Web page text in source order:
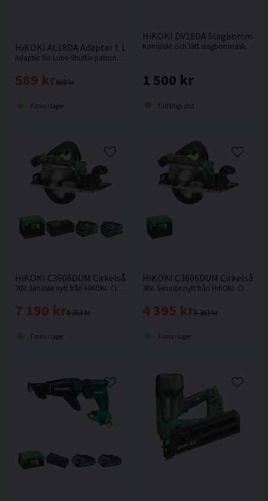
HiKOKI AL18DA Adapter f. Lube-Shuttle® Patron
Adapter för Lube-Shuttle patroner passande fettspruta AL18DA.
669 kr
589 kr
Finns i lager
HiKOKI DV18DA
Kompakt och lätt slagborrmaskin som lämpar sig bäst som borrskruvdragare eller för borrning i tegel tack vare slagfunktionen. Levereras utan batteri, laddare och kartong men med manual.
1 500 kr
Tillfälligt slut
HiKOKI C3606DUM Cirkelsåg 165mm 36V (2x2,5Ah)
36V. Senaste nytt från HiKOKI. Cirkelsåg som kan fästas på skena.
9 363 kr
7 190 kr
Finns i lager
HiKOKI C3606DUM Cirkelsåg
36V. Senaste nytt från HiKOKI. Cirkelsåg som kan fästas på skena. Levereras utan batteri och laddare.
5 363 kr
4 395 kr
Finns i lager